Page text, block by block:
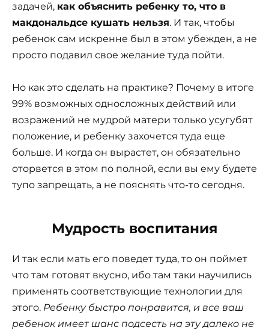
задачей, как объяснить ребенку то, что в
макдональдсе кушать нельзя. И так, чтобы
ребенок сам искренне был в этом убежден, а не
просто подавил свое желание туда пойти.
Но как это сделать на практике? Почему в итоге
99% возможных односложных действий или
возражений не мудрой матери только усугубят
положение, и ребенку захочется туда еще
больше. И когда он вырастет, он обязательно
оторвется в этом по полной, если вы ему будете
тупо запрещать, а не пояснять что-то сегодня.
Мудрость воспитания
И так если мать его поведет туда, то он поймет
что там готовят вкусно, ибо там таки научились
применять соответствующие технологии для
этого. Ребенку быстро понравится, и все ваш
ребенок имеет шанс подсесть на эту далеко не